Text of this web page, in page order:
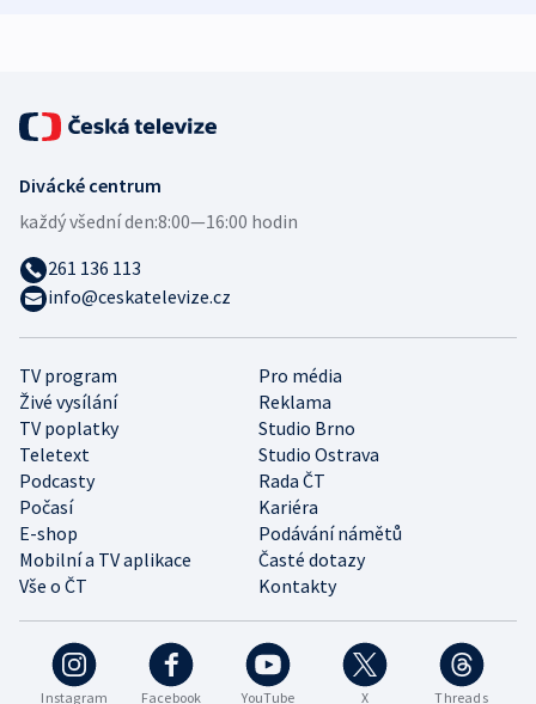
Instagram Facebook YouTube X Threads
TV program
Pro média
Živé vysílání
Reklama
TV poplatky
Studio Brno
Teletext
Studio Ostrava
Podcasty
Rada ČT
Počasí
Kariéra
E-shop
Podávání námětů
Mobilní a TV aplikace
Časté dotazy
Vše o ČT
Kontakty
Divácké centrum
každý všední den:8:00—16:00 hodin
261 136 113
info@ceskatelevize.cz